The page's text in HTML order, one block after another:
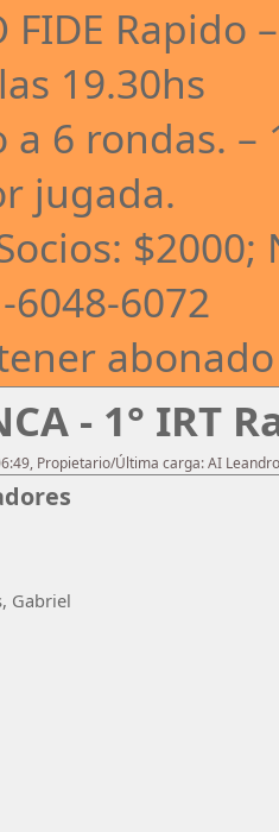
FIDE Rapido
19.30hs
a 6 rondas. –
jugada.
$2000;
6072
abonado
- 1° IRT
Propietario/Última carga: AI
Gabriel